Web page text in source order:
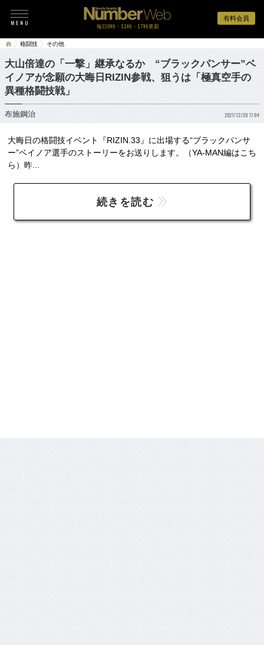
有料会員
毎日6時・11時・17時更新
格闘技 その他
大山倍達の「一撃」継承なるか “ブラックパンサー”ベ
イノアが念願の大晦日RIZIN参戦、狙うは「極真空手の
異種格闘技戦」
布施鋼治 2021/12/28 17:04
大晦日の格闘技イベント『RIZIN.33』に出場する“ブラックパンサ
ー”ベイノア選手のストーリーをお送りします。（YA-MAN編はこち
ら）昨...
続きを読む